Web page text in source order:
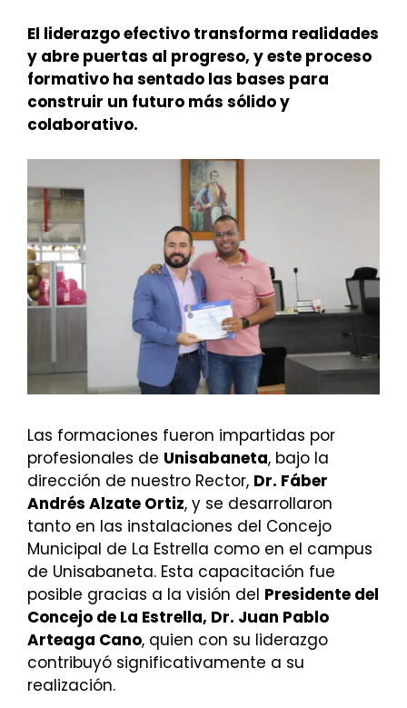
El liderazgo efectivo transforma realidades
y abre puertas al progreso, y este proceso
formativo ha sentado las bases para
construir un futuro más sólido y
colaborativo.
Las formaciones fueron impartidas por
profesionales de Unisabaneta, bajo la
dirección de nuestro Rector, Dr. Fáber
Andrés Alzate Ortiz, y se desarrollaron
tanto en las instalaciones del Concejo
Municipal de La Estrella como en el campus
de Unisabaneta. Esta capacitación fue
posible gracias a la visión del Presidente del
Concejo de La Estrella, Dr. Juan Pablo
Arteaga Cano, quien con su liderazgo
contribuyó significativamente a su
realización.